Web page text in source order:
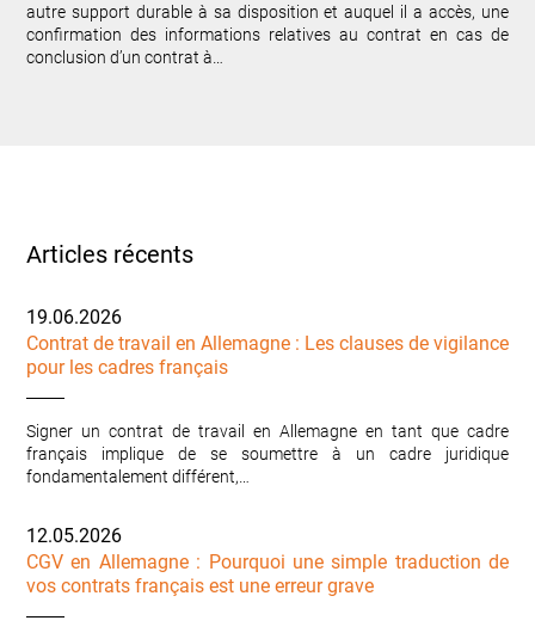
autre support durable à sa disposition et auquel il a accès, une
confirmation des informations relatives au contrat en cas de
conclusion d’un contrat à…
Articles récents
19.06.2026
Contrat de travail en Allemagne : Les clauses de vigilance
pour les cadres français
Signer un contrat de travail en Allemagne en tant que cadre
français implique de se soumettre à un cadre juridique
fondamentalement différent,…
12.05.2026
CGV en Allemagne : Pourquoi une simple traduction de
vos contrats français est une erreur grave